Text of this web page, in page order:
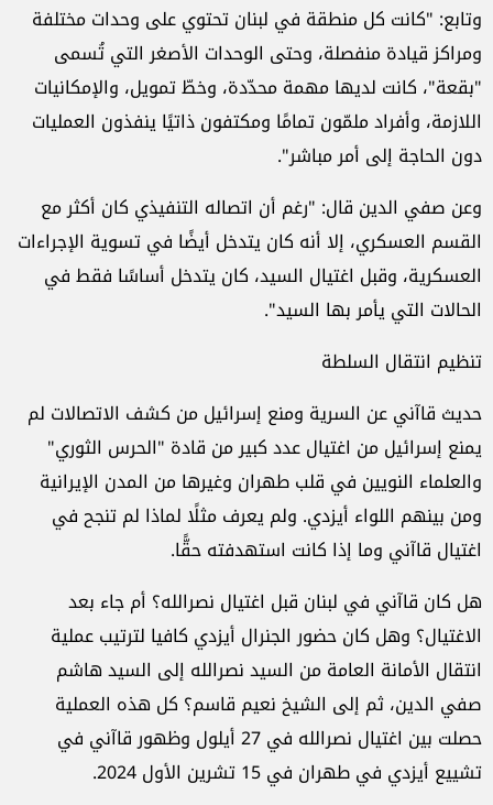
وتابع: "كانت كل منطقة في لبنان تحتوي على وحدات مختلفة
ومراكز قيادة منفصلة، وحتى الوحدات الأصغر التي تُسمى
"بقعة"، كانت لديها مهمة محدّدة، وخطّ تمويل، والإمكانيات
اللازمة، وأفراد ملمّون تمامًا ومكتفون ذاتيًا ينفذون العمليات
دون الحاجة إلى أمر مباشر".
وعن صفي الدين قال: "رغم أن اتصاله التنفيذي كان أكثر مع
القسم العسكري، إلا أنه كان يتدخل أيضًا في تسوية الإجراءات
العسكرية، وقبل اغتيال السيد، كان يتدخل أساسًا فقط في
الحالات التي يأمر بها السيد".
تنظيم انتقال السلطة
حديث قاآني عن السرية ومنع إسرائيل من كشف الاتصالات لم
يمنع إسرائيل من اغتيال عدد كبير من قادة "الحرس الثوري"
والعلماء النويين في قلب طهران وغيرها من المدن الإيرانية
ومن بينهم اللواء أيزدي. ولم يعرف مثلًا لماذا لم تنجح في
اغتيال قاآني وما إذا كانت استهدفته حقًّا.
هل كان قاآني في لبنان قبل اغتيال نصرالله؟ أم جاء بعد
الاغتيال؟ وهل كان حضور الجنرال أيزدي كافيا لترتيب عملية
انتقال الأمانة العامة من السيد نصرالله إلى السيد هاشم
صفي الدين، ثم إلى الشيخ نعيم قاسم؟ كل هذه العملية
حصلت بين اغتيال نصرالله في 27 أيلول وظهور قاآني في
تشييع أيزدي في طهران في 15 تشرين الأول 2024.